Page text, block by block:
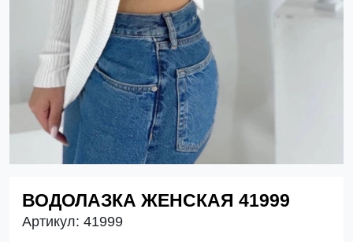
ВОДОЛАЗКА ЖЕНСКАЯ 41999
Артикул: 41999